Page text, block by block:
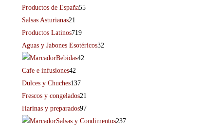
Productos de España55
Salsas Asturianas21
Productos Latinos719
Aguas y Jabones Esotéricos32
Bebidas42
Cafe e infusiones42
Dulces y Chuches137
Frescos y congelados21
Harinas y preparados97
Salsas y Condimentos237